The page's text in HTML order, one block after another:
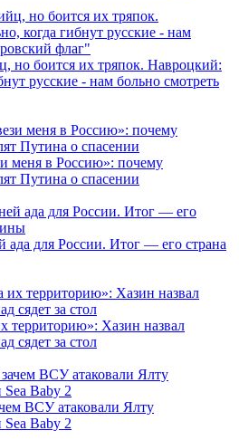
но боится их тряпок. Навроцкий:
русские - нам больно смотреть
меня в Россию»: почему
Путина о спасении
ада для России. Итог — его страна
территорию»: Хазин назвал
сядет за стол
ВСУ атаковали Ялту
Baby 2